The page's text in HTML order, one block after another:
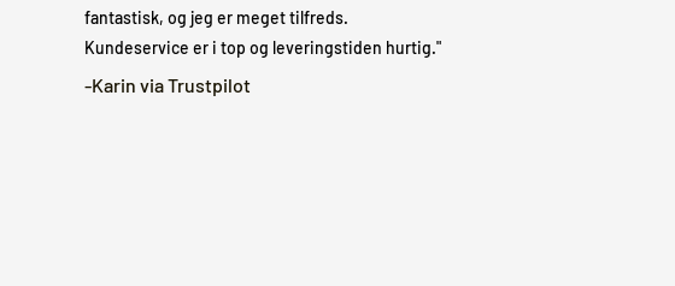
fantastisk, og jeg er meget tilfreds.
Kundeservice er i top og leveringstiden hurtig."
-Karin via Trustpilot